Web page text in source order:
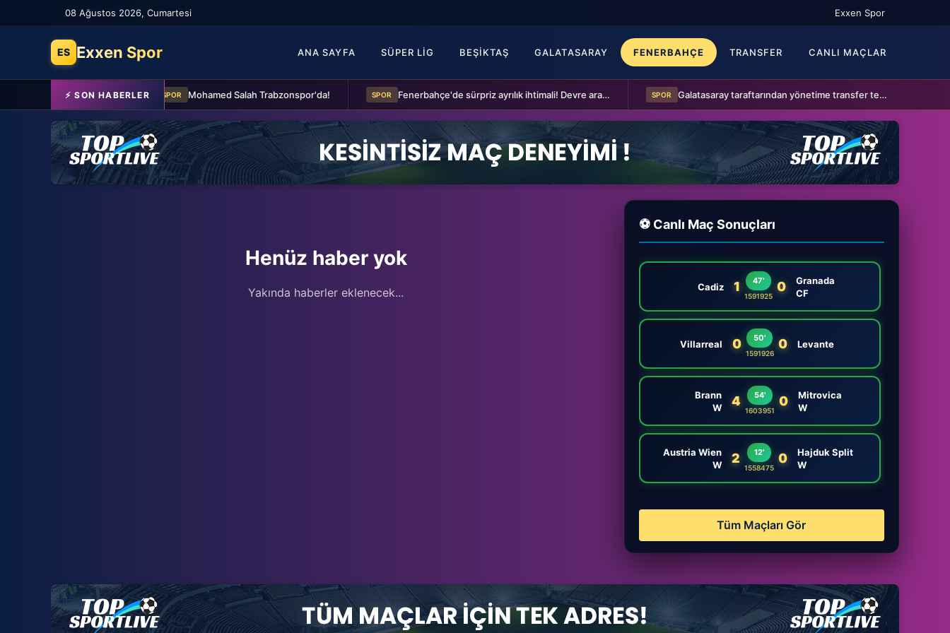
08 Ağustos 2026, Cumartesi Exxen Spor
ES Exxen Spor ANA SAYFA SÜPER LIG BEŞIKTAŞ GALATASARAY FENERBAHÇE TRANSFER CANLI MAÇLAR
⚡ SON HABERLER
Fenerbahçe 2-0 Sturm Graz (MAÇTAN KARELER) SPOR Mohamed Salah Trabzonspor'da! Fenerbahçe'de sürpriz ayrılık ihtimali! Devre arasında gelmişti Galatasaray taraftarından yönetime transfer tepkisi!
Henüz haber yok
Yakında haberler eklenecek...
⚽ Canlı Maç Sonuçları
Cadiz 1 47'
1591925
0
Granada
CF
Villarreal 0 50'
1591926
0 Levante
Brann
W
4 54'
1603951
0
Mitrovica
W
Austria Wien
W
2 12'
1558475
0
Hajduk Split
W
Tüm Maçları Gör